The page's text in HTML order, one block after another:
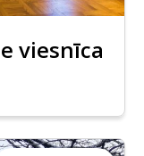
viesnīca